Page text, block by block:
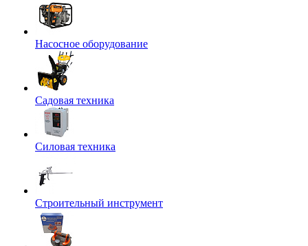
Насосное оборудование
Садовая техника
Силовая техника
Строительный инструмент